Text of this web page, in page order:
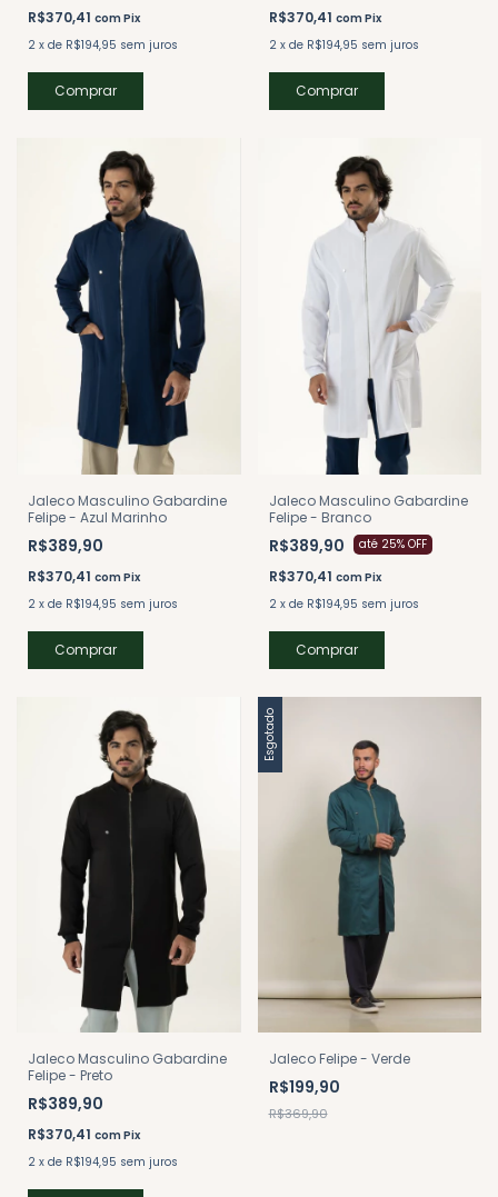
R$370,41 comPix
2 x de R$194,95 sem juros
Comprar
R$370,41 comPix
2 x de R$194,95 sem juros
Comprar
Jaleco Masculino Gabardine
Felipe - Azul Marinho
R$389,90
R$370,41 comPix
2 x de R$194,95 sem juros
Comprar
Jaleco Masculino Gabardine
Felipe - Branco
R$389,90 até 25% OFF
R$370,41 comPix
2 x de R$194,95 sem juros
Comprar
Jaleco Masculino Gabardine
Felipe - Preto
R$389,90
R$370,41 comPix
2 x de R$194,95 sem juros
Esgotado
Jaleco Felipe - Verde
R$199,90
R$369,90